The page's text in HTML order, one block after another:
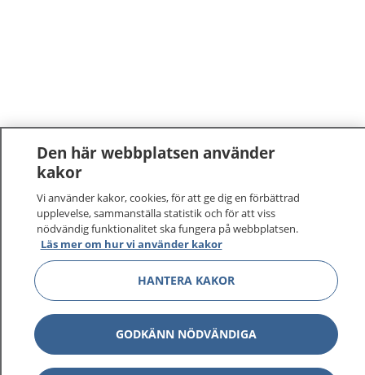
1177–tryggt om din hälsa och vård
På 1177.se får du råd om hälsa och information om
sjukdomar och vilka mottagningar du kan kontakta.
Logga in för att läsa din journal och göra dina
vårdärenden. Ring telefonnummer 1177 för
Den här webbplatsen använder
kakor
Vi använder kakor, cookies, för att ge dig en förbättrad
upplevelse, sammanställa statistik och för att viss
nödvändig funktionalitet ska fungera på webbplatsen.
Läs mer om hur vi använder kakor
HANTERA KAKOR
GODKÄNN NÖDVÄNDIGA